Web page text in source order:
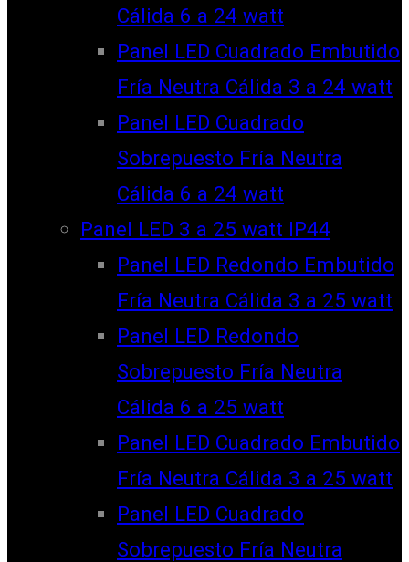
Cálida 6 a 24 watt
Panel LED Cuadrado Embutido
Fría Neutra Cálida 3 a 24 watt
Panel LED Cuadrado
Sobrepuesto Fría Neutra
Cálida 6 a 24 watt
Panel LED 3 a 25 watt IP44
Panel LED Redondo Embutido
Fría Neutra Cálida 3 a 25 watt
Panel LED Redondo
Sobrepuesto Fría Neutra
Cálida 6 a 25 watt
Panel LED Cuadrado Embutido
Fría Neutra Cálida 3 a 25 watt
Panel LED Cuadrado
Sobrepuesto Fría Neutra